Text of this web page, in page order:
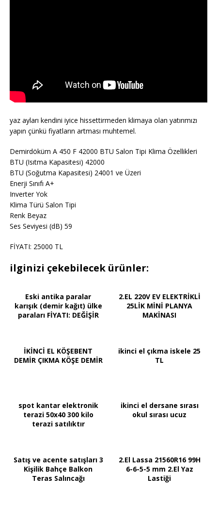
yaz ayları kendini iyice hissettirmeden klimaya olan yatırımızı
yapın çünkü fiyatların artması muhtemel.
Demirdöküm A 450 F 42000 BTU Salon Tipi Klima Özellikleri
BTU (Isıtma Kapasitesi) 42000
BTU (Soğutma Kapasitesi) 24001 ve Üzeri
Enerji Sınıfı A+
Inverter Yok
Klima Türü Salon Tipi
Renk Beyaz
Ses Seviyesi (dB) 59
FİYATI: 25000 TL
ilginizi çekebilecek ürünler:
Eski antika paralar
karışık (demir kağıt) ülke
paraları FİYATI: DEĞİŞİR
2.EL 220V EV ELEKTRİKLİ
25LİK MİNİ PLANYA
MAKİNASI
İKİNCİ EL KÖŞEBENT
DEMİR ÇIKMA KÖŞE DEMİR
ikinci el çıkma iskele 25
TL
spot kantar elektronik
terazi 50x40 300 kilo
terazi satılıktır
ikinci el dersane sırası
okul sırası ucuz
Satış ve acente satışları 3
Kişilik Bahçe Balkon
Teras Salıncağı
2.El Lassa 21560R16 99H
6-6-5-5 mm 2.El Yaz
Lastiği